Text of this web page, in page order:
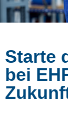
Ausbildung
FAQ
Starte
bei